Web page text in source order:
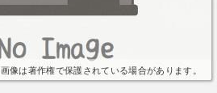
画像は著作権で保護されている場合があります。